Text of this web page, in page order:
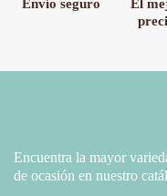
Envío seguro
El
Encuentra la mayor
de ocasión en nuestro